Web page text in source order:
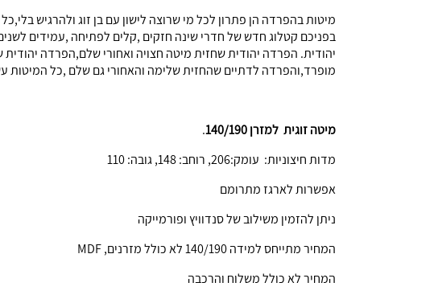
מיטות בהפרדה הן פתרון לכל מי שרוצה לישון עם בן זוג ולהרגיש
בפניכם קטלוג חדש של חדרי שינה חזקים ,קלים לפתיחה ,עמידים
מופרד,והפרדה לדתיים שהחזית שלימה והאחורי גם שלם ,כל המיטות
מיטה זוגית למזרן 140/190
.
מדות חיצוניות: עומק:206, רוחב: 148, גובה: 110
אפשרות לארגז מתרומם
ניתן להזמין משילוב של סנדוויץ ופורמייקה
המחיר מתייחס למידה 140/190 לא כולל מזרנים, MDF
המחיר לא כולל משלוח והרכבה